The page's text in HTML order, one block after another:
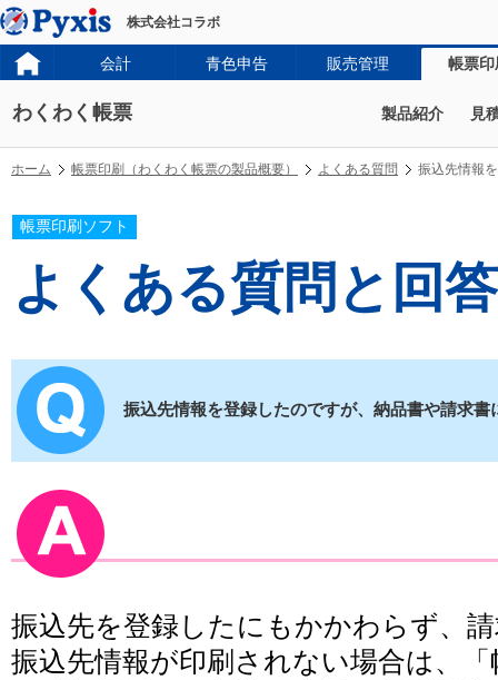
株式会社コラボ
会計 青色申告 販売管理 帳票印
わくわく帳票 製品紹介 見
ホーム 帳票印刷（わくわく帳票の製品概要） よくある質問 振込先情報
帳票印刷ソフト
よくある質問と回答
振込先情報を登録したのですが、納品書や請求書
振込先を登録したにもかかわらず、
振込先情報が印刷されない場合は、